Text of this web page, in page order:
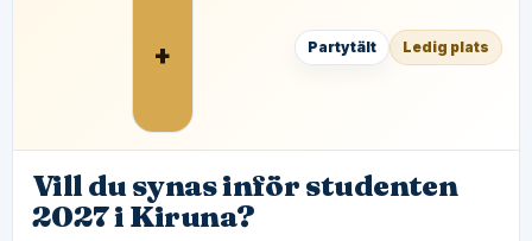
+ Partytält Ledig plats
Vill du synas inför studenten
2027 i Kiruna?